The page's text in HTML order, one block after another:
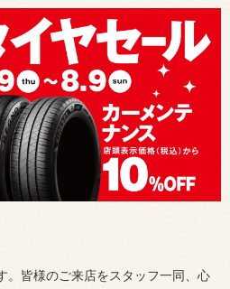
。皆様のご来店をスタッフ一同、心